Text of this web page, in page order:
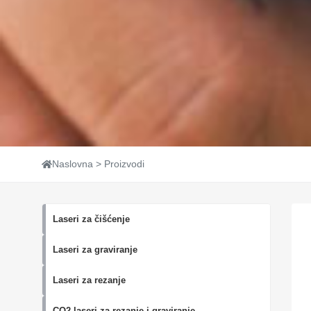
Naslovna > Proizvodi
Laseri za čišćenje
Laseri za graviranje
Laseri za rezanje